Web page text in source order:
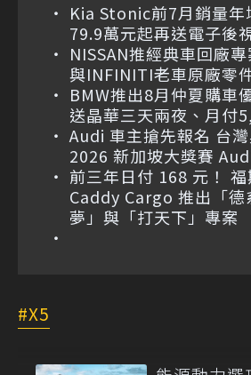
Kia Stonic前7月銷量
79.9萬元起再送電子後
NISSAN推經典車回廠
與INFINITI老車原廠零
BMW推出8月仲夏購
送晶華三天兩夜、月付
Audi 車主搶先報名 台
2026 新加坡大獎賽
前三年日付 168 元！
Caddy Cargo 推出「德
夢」與「打天下」專案
X5